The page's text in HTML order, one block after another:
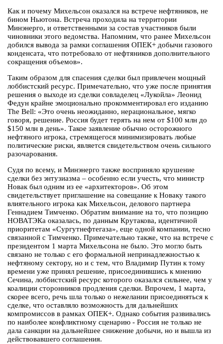
Как и почему Михельсон оказался на встрече нефтяников, не
бином Ньютона. Встреча проходила на территории
Минэнерго, и ответственными за состав участников были
чиновники этого ведомства. Напомним, что ранее Михельсон
добился вывода за рамки соглашения ОПЕК+ добычи газового
конденсата, что потребовало от нефтяников дополнительного
сокращения объемов».
Таким образом для спасения сделки был привлечен мощный
лоббистский ресурс. Примечательно, что уже после принятия
решения о выходе из сделки совладелец «Лукойла» Леонид
Федун крайне эмоционально прокомментировал его изданию
The Bell: «Это очень неожиданно, нерациональное, мягко
говоря, решение. Россия будет терять на нем от $100 млн до
$150 млн в день». Такое заявление обычно осторожного
нефтяного игрока, стремящегося минимизировать любые
политические риски, является свидетельством очень сильного
разочарования.
Судя по всему, и Минэнерго также восприняло крушение
сделки без энтузиазма – особенно если учесть, что министр
Новак был одним из ее «архитекторов». Об этом
свидетельствует приглашение на совещание к Новаку такого
влиятельного игрока как Михельсон, делового партнера
Геннадием Тимченко. Обратим внимание на то, что позицию
НОВАТЭКа оказалась, по данным Крутакова, идентичной
приоритетам «Сургутнефтегаза», еще одной компании, тесно
связанной с Тимченко. Примечательно также, что на встрече с
президентом 1 марта Михельсона не было. Это могло быть
связано не только с его формальной непринадлежностью к
нефтяному сектору, но и с тем, что Владимир Путин к тому
времени уже принял решение, присоединившись к мнению
Сечина, лоббистский ресурс которого оказался сильнее, чем у
коалиции сторонников продления сделки. Впрочем, 1 марта,
скорее всего, речь шла только о нежелании присоединяться к
сделке, что оставляло возможность для дальнейших
компромиссов в рамках ОПЕК+. Однако события развивались
по наиболее конфликтному сценарию - Россия не только не
дала санкции на дальнейшее снижение добычи, но и вышла из
действовавшего соглашения.